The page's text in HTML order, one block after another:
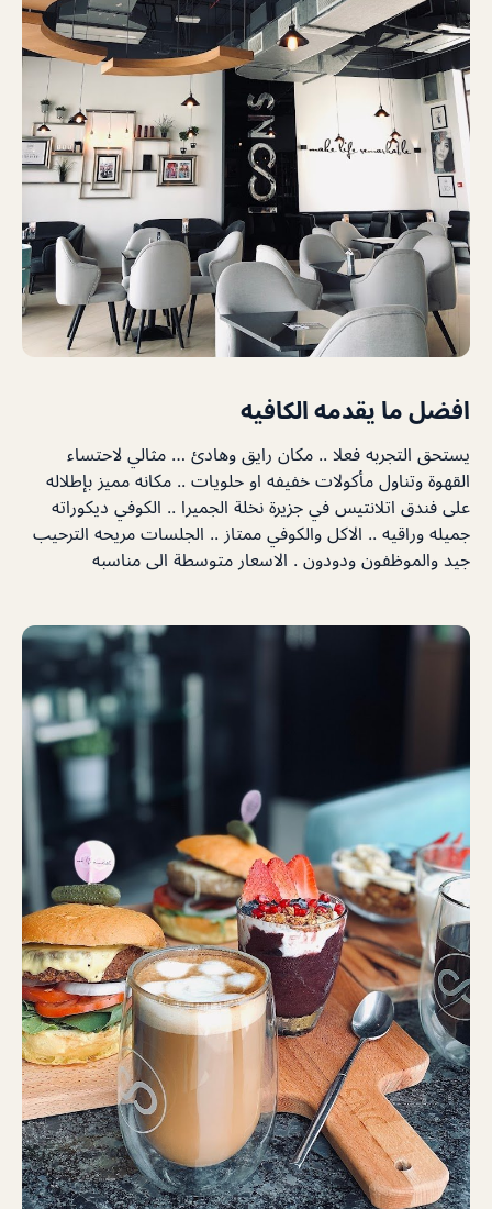
افضل ما يقدمه الكافيه
يستحق التجربه فعلا .. مكان رايق وهادئ … مثالي لاحتساء
القهوة وتناول مأكولات خفيفه او حلويات .. مكانه مميز بإطلاله
على فندق اتلانتيس في جزيرة نخلة الجميرا .. الكوفي ديكوراته
جميله وراقيه .. الاكل والكوفي ممتاز .. الجلسات مريحه الترحيب
جيد والموظفون ودودون . الاسعار متوسطة الى مناسبه